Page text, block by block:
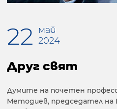
22
май
2024
Друг свят
Думите на почетен
Методиев, председател